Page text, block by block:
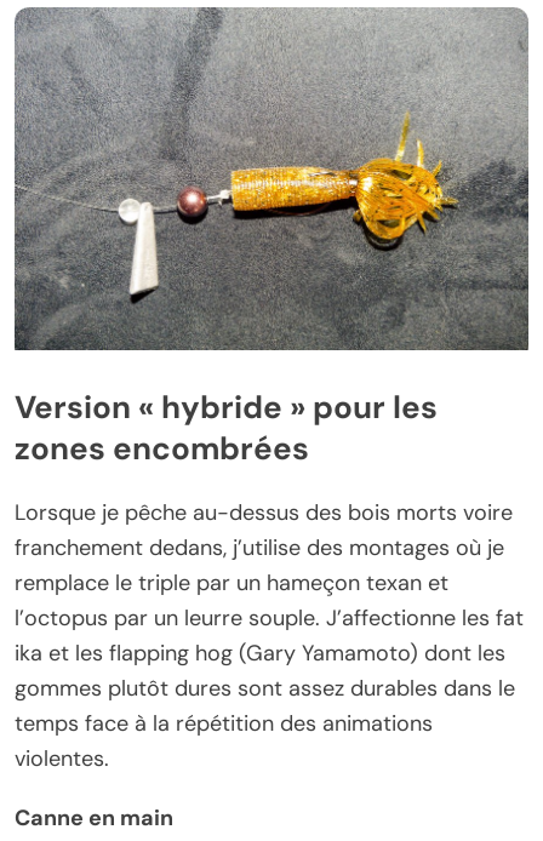
Version « hybride » pour les
zones encombrées
Lorsque je pêche au-dessus des bois morts voire
franchement dedans, j’utilise des montages où je
remplace le triple par un hameçon texan et
l’octopus par un leurre souple. J’affectionne les fat
ika et les flapping hog (Gary Yamamoto) dont les
gommes plutôt dures sont assez durables dans le
temps face à la répétition des animations
violentes.
Canne en main